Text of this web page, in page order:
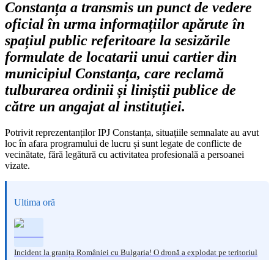
Constanța a transmis un punct de vedere
oficial în urma informațiilor apărute în
spațiul public referitoare la sesizările
formulate de locatarii unui cartier din
municipiul Constanța, care reclamă
tulburarea ordinii și liniștii publice de
către un angajat al instituției.
Potrivit reprezentanților IPJ Constanța, situațiile semnalate au avut
loc în afara programului de lucru și sunt legate de conflicte de
vecinătate, fără legătură cu activitatea profesională a persoanei
vizate.
Ultima oră
Incident la granița României cu Bulgaria! O dronă a explodat pe teritoriul